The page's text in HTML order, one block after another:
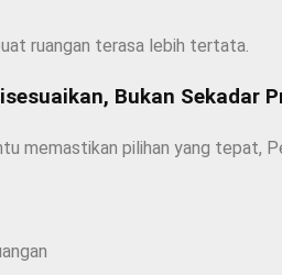
ruangan terasa lebih tertata.
Bukan Sekadar
memastikan pilihan yang tepat,